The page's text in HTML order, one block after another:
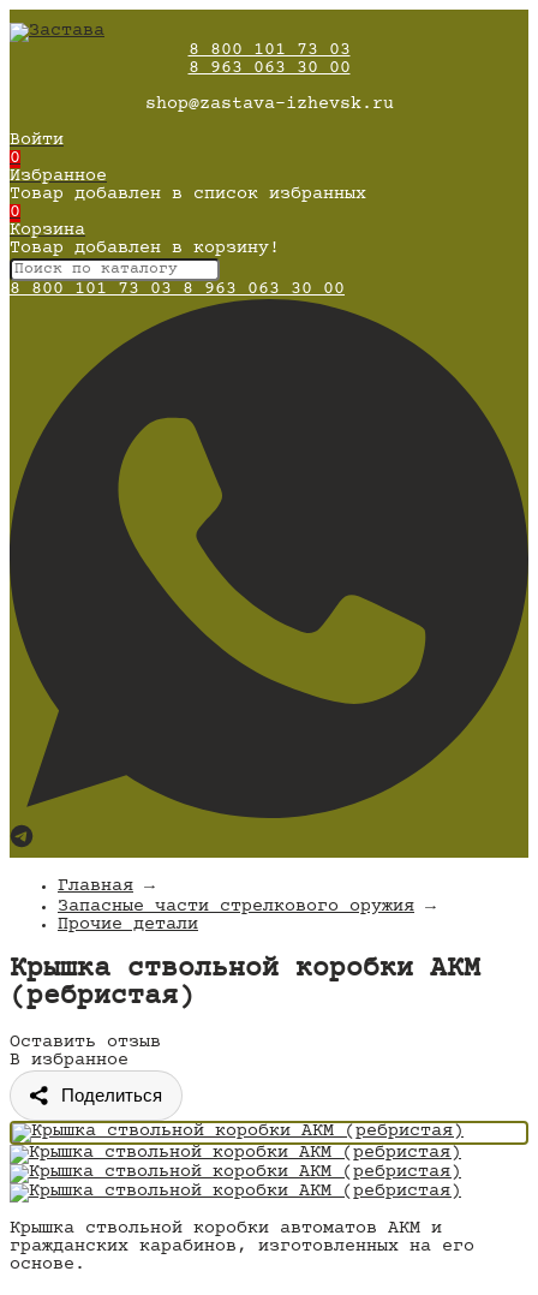
8 800 101 73 03
8 963 063 30 00
shop@zastava-izhevsk.ru
Войти
0
Избранное
Товар добавлен в список избранных
0
Корзина
Товар добавлен в корзину!
8 800 101 73 03 8 963 063 30 00
Главная →
Запасные части стрелкового оружия →
Прочие детали
Крышка ствольной коробки АКМ
(ребристая)
Оставить отзыв
В избранное
Поделиться
Крышка ствольной коробки автоматов АКМ и
гражданских карабинов, изготовленных на его
основе.